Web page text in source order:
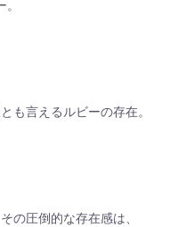
も言えるルビーの存在。
の圧倒的な存在感は、